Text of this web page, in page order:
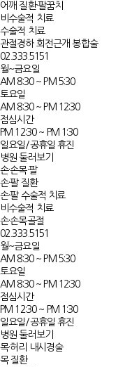
어깨 질환·팔꿈치
비수술적 치료
수술적 치료
관절경하 회전근개 봉합술
02.333.5151
월~금요일
AM 8:30 ~ PM 5:30
토요일
AM 8:30 ~ PM 12:30
점심시간
PM 12:30 ~ PM 1:30
일요일/공휴일 휴진
병원 둘러보기
손·손목·팔
손·팔 질환
손·팔 수술적 치료
비수술적 치료
손·손목골절
02.333.5151
월~금요일
AM 8:30 ~ PM 5:30
토요일
AM 8:30 ~ PM 12:30
점심시간
PM 12:30 ~ PM 1:30
일요일/공휴일 휴진
병원 둘러보기
목·허리 내시경술
목 질환